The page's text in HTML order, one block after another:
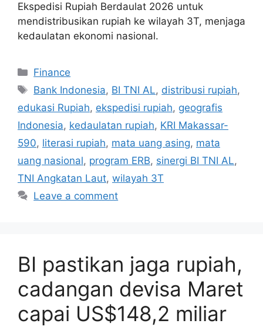
Ekspedisi Rupiah Berdaulat 2026 untuk
mendistribusikan rupiah ke wilayah 3T, menjaga
kedaulatan ekonomi nasional.
Categories
Finance
Tags
Bank Indonesia, BI TNI AL, distribusi rupiah,
edukasi Rupiah, ekspedisi rupiah, geografis
Indonesia, kedaulatan rupiah, KRI Makassar-
590, literasi rupiah, mata uang asing, mata
uang nasional, program ERB, sinergi BI TNI AL,
TNI Angkatan Laut, wilayah 3T
Leave a comment
BI pastikan jaga rupiah,
cadangan devisa Maret
capai US$148,2 miliar